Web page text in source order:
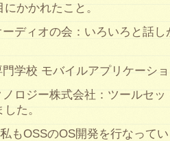
かかれたこと。
ディオの会：いろいろと話
学校 モバイルアプリケーシ
ロジー株式会社：ツールセ
た。
もOSSのOS開発を行なって